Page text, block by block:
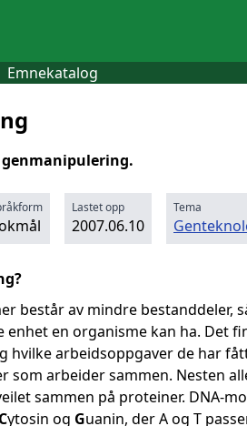
Emnekatalog
Lastet opp
2007.06.10
Tema
består av mindre bestanddeler,
enhet en organisme kan ha. Det
hvilke arbeidsoppgaver de har
som arbeider sammen. Nesten
sammen på proteiner. DNA-
Cytosin og Guanin, der A og T